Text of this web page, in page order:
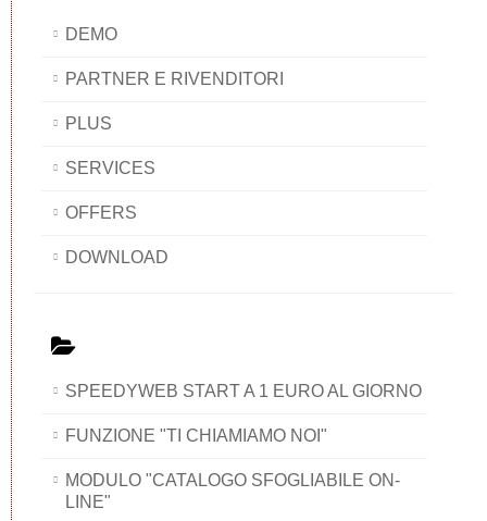
DEMO
PARTNER E RIVENDITORI
PLUS
SERVICES
OFFERS
DOWNLOAD
SPEEDYWEB START A 1 EURO AL GIORNO
FUNZIONE "TI CHIAMIAMO NOI"
MODULO "CATALOGO SFOGLIABILE ON-
LINE"